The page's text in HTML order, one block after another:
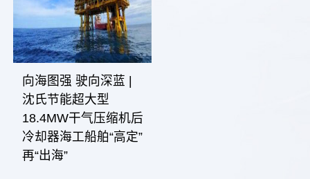
向海图强 驶向深蓝 |
沈氏节能超大型
18.4MW干气压缩机后
冷却器海工船舶“高定”
再“出海”